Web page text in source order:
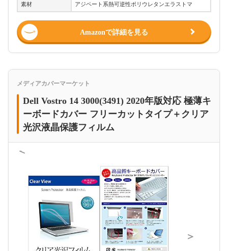
素材 アジペート系熱可逆性ポリウレタンエラストマ
Amazonで詳細を見る
メディアカバーマーケット
Dell Vostro 14 3000(3491) 2020年版対応 極薄キ
ーボードカバー フリーカットタイプ＋クリア
光沢液晶保護フィルム
＜
＞